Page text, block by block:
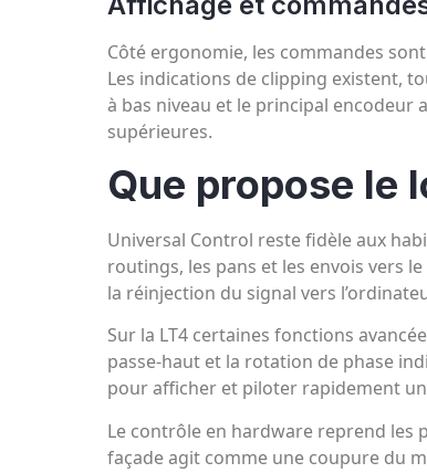
Côté ergonomie, les commandes
Les indications de clipping existent,
à bas niveau et le principal encodeur
supérieures.
Que propose le
Universal Control reste fidèle aux
routings, les pans et les envois vers le
la réinjection du signal vers
Sur la LT4 certaines fonctions
passe‑haut et la rotation de phase
pour afficher et piloter rapidement
Le contrôle en hardware reprend les
façade agit comme une coupure du